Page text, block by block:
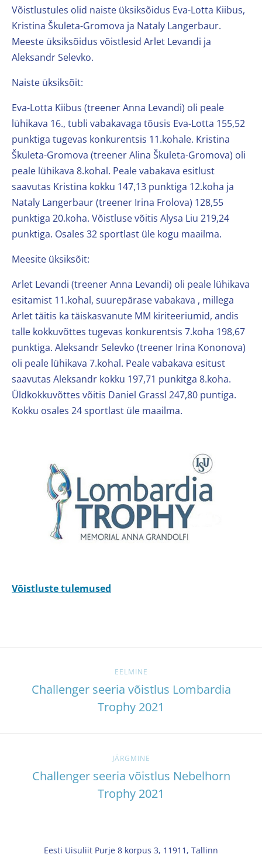
Võistlustules olid naiste üksiksõidus Eva-Lotta Kiibus,
Kristina Škuleta-Gromova ja Nataly Langerbaur.
Meeste üksiksõidus võistlesid Arlet Levandi ja
Aleksandr Selevko.
Naiste üksiksõit:
Eva-Lotta Kiibus (treener Anna Levandi) oli peale
lühikava 16., tubli vabakavaga tõusis Eva-Lotta 155,52
punktiga tugevas konkurentsis 11.kohale. Kristina
Škuleta-Gromova (treener Alina Škuleta-Gromova) oli
peale lühikava 8.kohal. Peale vabakava esitlust
saavutas Kristina kokku 147,13 punktiga 12.koha ja
Nataly Langerbaur (treener Irina Frolova) 128,55
punktiga 20.koha. Võistluse võitis Alysa Liu 219,24
punktiga. Osales 32 sportlast üle kogu maailma.
Meesite üksiksõit:
Arlet Levandi (treener Anna Levandi) oli peale lühikava
esitamist 11.kohal, suurepärase vabakava , millega
Arlet täitis ka täiskasvanute MM kiriteeriumid, andis
talle kokkuvõttes tugevas konkurentsis 7.koha 198,67
punktiga. Aleksandr Selevko (treener Irina Kononova)
oli peale lühikava 7.kohal. Peale vabakava esitust
saavutas Aleksandr kokku 197,71 punkitga 8.koha.
Üldkokkuvõttes võitis Daniel Grassl 247,80 puntiga.
Kokku osales 24 sportlast üle maailma.
Võistluste tulemused
EELMINE
Challenger seeria võistlus Lombardia
Trophy 2021
JÄRGMINE
Challenger seeria võistlus Nebelhorn
Trophy 2021
Eesti Uisuliit Purje 8 korpus 3, 11911, Tallinn